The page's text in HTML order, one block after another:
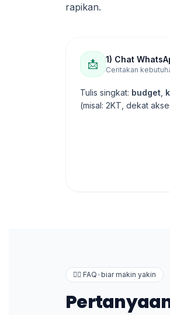
rapikan.
📩 1) Chat
Ceritakan
Tulis singkat: budget
(misal: 2KT, dekat
🙋‍♀️ FAQ•biar makin yakin